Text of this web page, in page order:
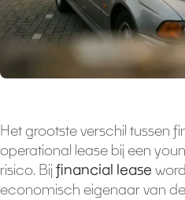
Het grootste verschil tussen
operational lease bij een
risico. Bij financial lease
economisch eigenaar van